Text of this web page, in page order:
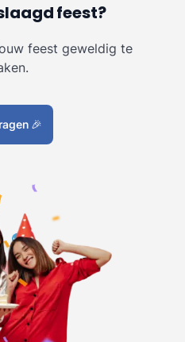
feest?
feest geweldig te
🎉